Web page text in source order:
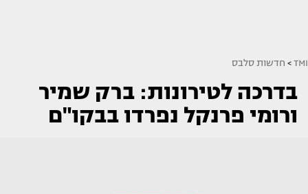
TMI
> חדשות סלבס
בדרכה לטירונות: ברק שמיר
ורומי פרנקל נפרדו בבקו"ם